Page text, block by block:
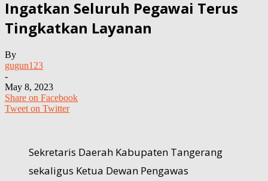
Ingatkan Seluruh Pegawai Terus
Tingkatkan Layanan
By
gugun123
-
May 8, 2023
Share on Facebook
Tweet on Twitter
Sekretaris Daerah Kabupaten Tangerang
sekaligus Ketua Dewan Pengawas